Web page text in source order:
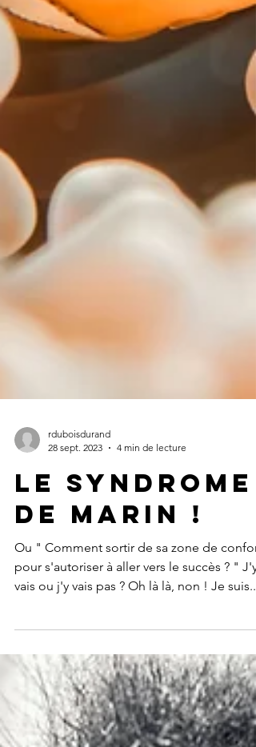
rduboisdurand
28 sept. 2023
4 min de lecture
Le syndrome
de Marin !